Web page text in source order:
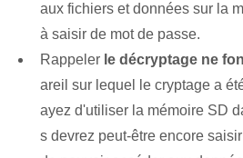
aux fichiers et données sur la
à saisir de mot de passe.
Rappeler le décryptage ne
areil sur lequel le cryptage a
ayez d'utiliser la mémoire SD
s devrez peut-être encore